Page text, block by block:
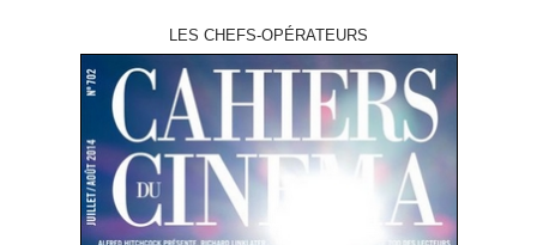
LES CHEFS-OPÉRATEURS